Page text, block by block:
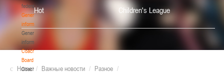
federation
General
information
General
information
Coaching
Board
Coaching
Hot Children's League
Home / Важные новости / Разное /